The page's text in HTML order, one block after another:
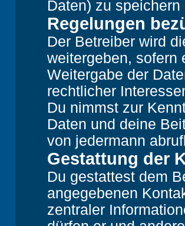
Daten) zu
Regelungen
Der Betreiber wird
weitergeben, sofern
Weitergabe der
rechtlicher
Du nimmst zur
Daten und deine
von jedermann
Gestattung der
Du gestattest dem
angegebenen
zentraler